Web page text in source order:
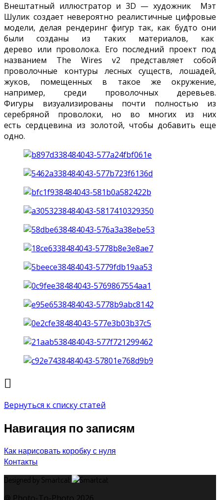
Внештатный иллюстратор и 3D — художник Мэт
Шулик создает невероятно реалистичные цифровые
модели, делая рендеринг фигур так, как будто они
были созданы из таких материалов, как
дерево или проволока. Его последний проект под
названием The Wires v2 представляет собой
проволочные контуры лесных существ, лошадей,
жуков, помещенных в такое же окружение,
например, среди проволочных деревьев.
Фигуры визуализированы почти полностью из
серебряной проволоки, но во многих из них
есть сердцевина из золотой, чтобы добавить еще
одно.
Вернуться к списку статей
Навигация по записям
Как нарисовать коробку с нуля
Контакты
Designed by Smartcat